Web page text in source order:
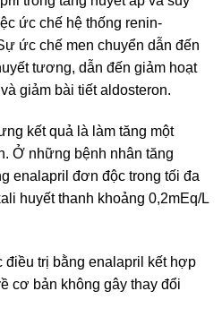
ức chế hệ thống renin-
ức chế men chuyển dẫn đến
tương, dẫn đến giảm hoạt
giảm bài tiết aldosteron.
kết quả là làm tăng một
Ở những bệnh nhân tăng
enalapril đơn độc trong tối đa
huyết thanh khoảng 0,2mEq/L
trị bằng enalapril kết hợp
cơ bản không gây thay đổi